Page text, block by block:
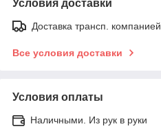
Условия доставки
Доставка трансп. компанией
Все условия доставки
Условия оплаты
Наличными. Из рук в руки